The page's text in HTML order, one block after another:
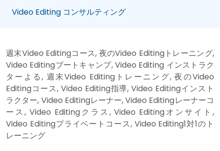
Video Editing コンサルティング
週末Video Editingコース, 夜のVideo Editingトレーニング,
Video Editingブートキャンプ, Video Editing インストラク
ターよる, 週末Video Editingトレーニング, 夜のVideo
Editingコース, Video Editing指導, Video Editingインスト
ラクター, Video Editingレーナー, Video Editingレーナーコ
ース, Video Editingクラス, Video Editingオンサイト,
Video Editingプライベートコース, Video Editing1対1のト
レーニング